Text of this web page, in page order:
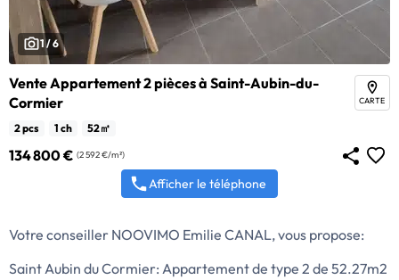
1 / 6
Vente Appartement 2 pièces à Saint-Aubin-du-
Cormier
CARTE
2 pcs 1 ch 52㎡
134 800 € (2 592 €/m²)
Afficher le téléphone
Votre conseiller NOOVIMO Emilie CANAL, vous propose:
Saint Aubin du Cormier: Appartement de type 2 de 52.27m2